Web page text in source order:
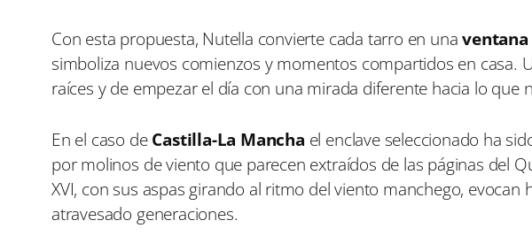
Con esta propuesta, Nutella convierte cada tarro en una
simboliza nuevos comienzos y momentos compartidos en casa.
raíces y de empezar el día con una mirada diferente hacia lo que
En el caso deCastilla-La Mancha el enclave seleccionado ha
por molinos de viento que parecen extraídos de las páginas del
XVI, con sus aspas girando al ritmo del viento manchego, evocan
atravesado generaciones.